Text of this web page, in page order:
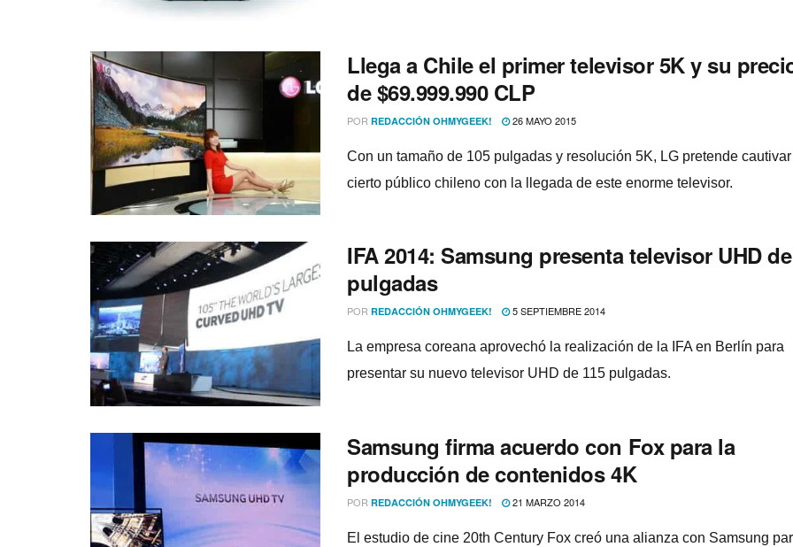
Llega a Chile el primer televisor 5K y su
de $69.999.990 CLP
POR REDACCIÓN OHMYGEEK! 26 MAYO 2015
Con un tamaño de 105 pulgadas y resolución 5K, LG pretende cautivar
cierto público chileno con la llegada de este enorme televisor.
IFA 2014: Samsung presenta televisor UHD
pulgadas
POR REDACCIÓN OHMYGEEK! 5 SEPTIEMBRE 2014
La empresa coreana aprovechó la realización de la IFA en Berlí­n para
presentar su nuevo televisor UHD de 115 pulgadas.
Samsung firma acuerdo con Fox para la
producción de contenidos 4K
POR REDACCIÓN OHMYGEEK! 21 MARZO 2014
El estudio de cine 20th Century Fox creó una alianza con Samsung